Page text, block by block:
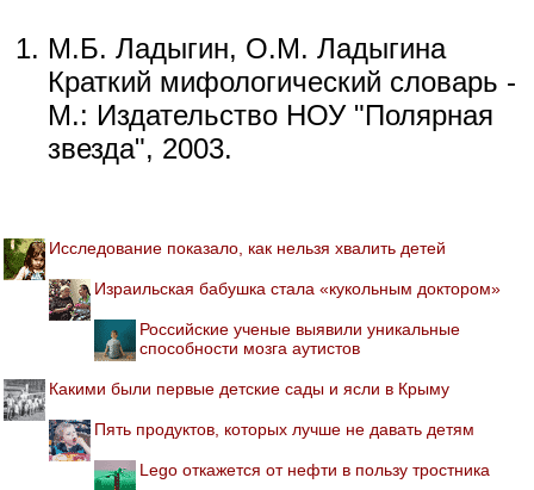
М.Б. Ладыгин, О.М. Ладыгина
Краткий мифологический словарь -
М.: Издательство НОУ "Полярная
звезда", 2003.
Исследование показало, как нельзя хвалить детей
Израильская бабушка стала «кукольным доктором»
Российские ученые выявили уникальные
способности мозга аутистов
Какими были первые детские сады и ясли в Крыму
Пять продуктов, которых лучше не давать детям
Lego откажется от нефти в пользу тростника